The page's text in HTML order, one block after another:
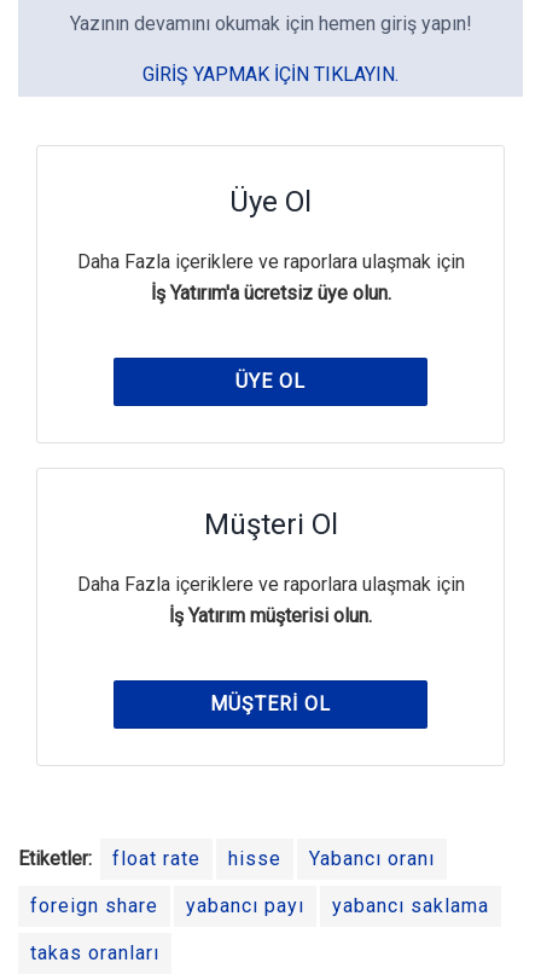
Yazının devamını okumak için hemen giriş yapın!
GIRIŞ YAPMAK IÇIN TIKLAYIN.
Üye Ol
Daha Fazla içeriklere ve raporlara ulaşmak için
İş Yatırım'a ücretsiz üye olun.
ÜYE OL
Müşteri Ol
Daha Fazla içeriklere ve raporlara ulaşmak için
İş Yatırım müşterisi olun.
MÜŞTERI OL
Etiketler: float rate hisse Yabancı oranı
foreign share yabancı payı yabancı saklama
takas oranları